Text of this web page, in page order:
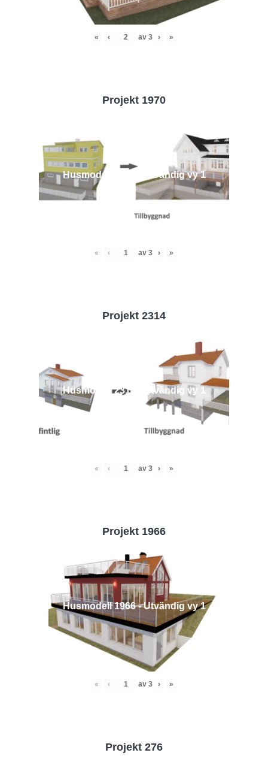
« ‹ av 3 › »
Projekt 1970
Husmodell 1970 - Utvändig vy 1
« ‹ av 3 › »
Projekt 2314
Husmodell 2314 - Utvändig vy 1
« ‹ av 3 › »
Projekt 1966
Husmodell 1966 - Utvändig vy 1
« ‹ av 3 › »
Projekt 276